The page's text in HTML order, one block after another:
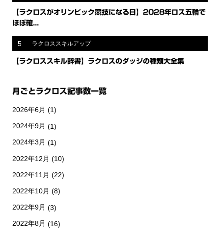
【ラクロスがオリンピック競技になる日】2028年ロス五輪で
ほぼ確...
5 ラクロススキルアップ
【ラクロススキル辞書】ラクロスのダッジの種類大全集
月ごとラクロス記事数一覧
2026年6月 (1)
2024年9月 (1)
2024年3月 (1)
2022年12月 (10)
2022年11月 (22)
2022年10月 (8)
2022年9月 (3)
2022年8月 (16)